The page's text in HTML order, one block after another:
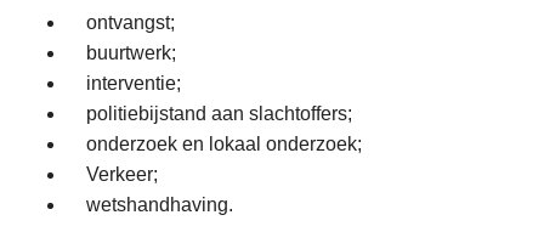
ontvangst;
buurtwerk;
interventie;
politiebijstand aan slachtoffers;
onderzoek en lokaal onderzoek;
Verkeer;
wetshandhaving.